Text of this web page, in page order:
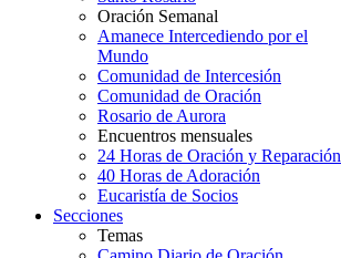
Oración Semanal
Amanece Intercediendo por el
Mundo
Comunidad de Intercesión
Comunidad de Oración
Rosario de Aurora
Encuentros mensuales
24 Horas de Oración y Reparación
40 Horas de Adoración
Eucaristía de Socios
Secciones
Temas